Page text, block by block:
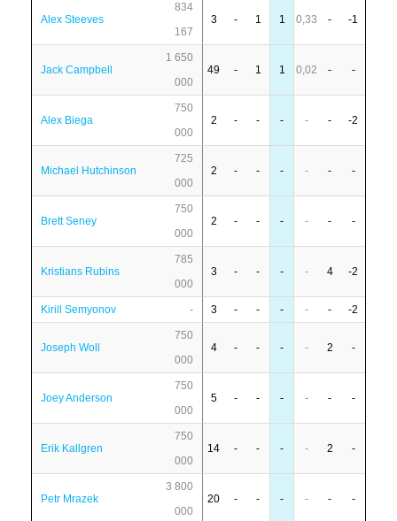
Alex Steeves
834
167
3 - 1 1 0,33 - -1
Jack Campbell
1 650
000
49 - 1 1 0,02 - -
Alex Biega
750
000
2 - - - - - -2
Michael Hutchinson
725
000
2 - - - - - -
Brett Seney
750
000
2 - - - - - -
Kristians Rubins
785
000
3 - - - - 4 -2
Kirill Semyonov - 3 - - - - - -2
Joseph Woll
750
000
4 - - - - 2 -
Joey Anderson
750
000
5 - - - - - -
Erik Kallgren
750
000
14 - - - - 2 -
Petr Mrazek
3 800
000
20 - - - - - -